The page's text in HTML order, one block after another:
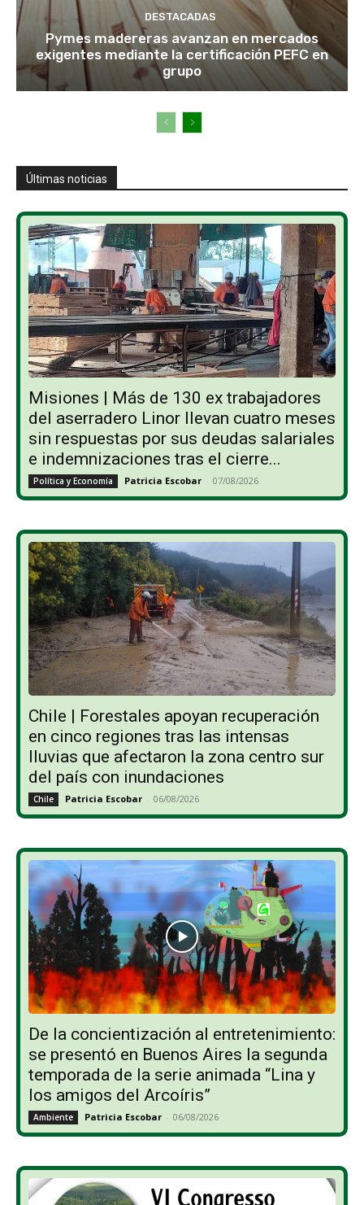
DESTACADAS
Pymes madereras avanzan en mercados
exigentes mediante la certificación PEFC en
grupo
Últimas noticias
Misiones | Más de 130 ex trabajadores
del aserradero Linor llevan cuatro meses
sin respuestas por sus deudas salariales
e indemnizaciones tras el cierre...
Política y Economía Patricia Escobar - 07/08/2026
Chile | Forestales apoyan recuperación
en cinco regiones tras las intensas
lluvias que afectaron la zona centro sur
del país con inundaciones
Chile Patricia Escobar - 06/08/2026
De la concientización al entretenimiento:
se presentó en Buenos Aires la segunda
temporada de la serie animada “Lina y
los amigos del Arcoíris”
Ambiente Patricia Escobar - 06/08/2026